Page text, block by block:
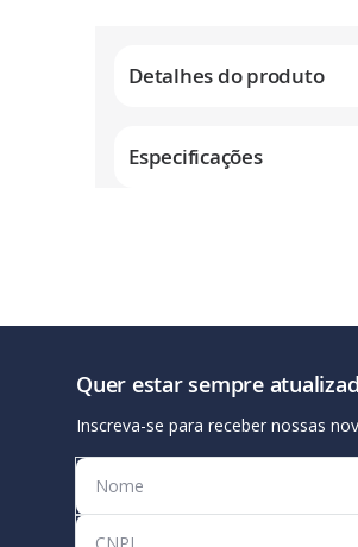
imagens
Detalhes do produto
Especificações
Quer estar sempre
Inscreva-se para receber nossas